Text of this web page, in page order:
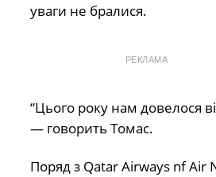
уваги не бралися.
РЕКЛАМА
“Цього року нам довелося
— говорить Томас.
Поряд з Qatar Airways nf Air